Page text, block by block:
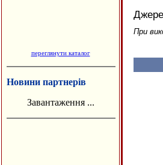
переглянути каталог
Новини партнерів
Завантаження ...
При